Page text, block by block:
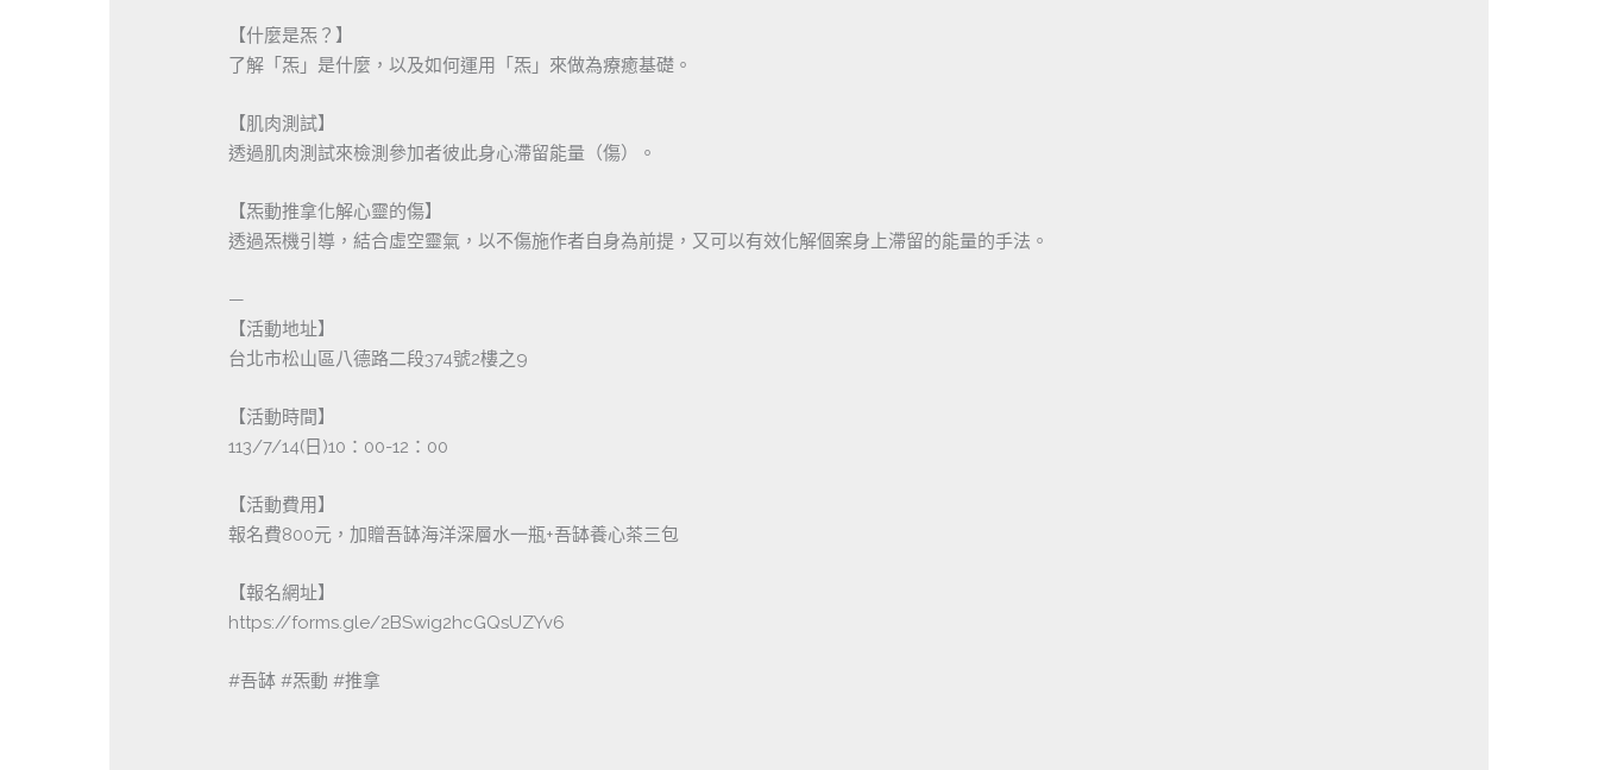
【什麼是炁？】
了解「炁」是什麼，以及如何運用「炁」來做為療癒基礎。
【肌肉測試】
透過肌肉測試來檢測參加者彼此身心滯留能量（傷）。
【炁動推拿化解心靈的傷】
透過炁機引導，結合虛空靈氣，以不傷施作者自身為前提，又可以有效化解個案身上滯留的能量的手法。
—
【活動地址】
台北市松山區八德路二段374號2樓之9
【活動時間】
113/7/14(日)10：00-12：00
【活動費用】
報名費800元，加贈吾缽海洋深層水一瓶+吾缽養心茶三包
【報名網址】
https://forms.gle/2BSwig2hcGQsUZYv6
#吾缽 #炁動 #推拿